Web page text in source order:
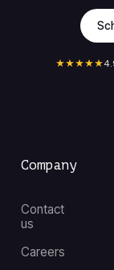
★★★★★
Company
Contact
us
Careers